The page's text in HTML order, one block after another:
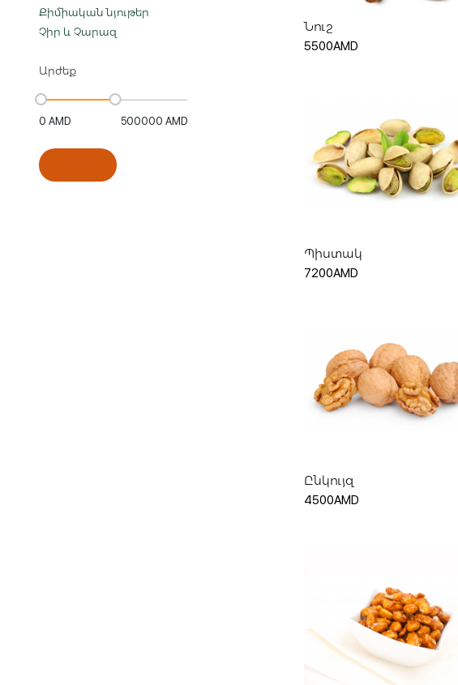
Քիմիական նյութեր
Չիր և Չարազ
Արժեք
0 AMD 500000 AMD
Նուշ
5500AMD
Պիստակ
7200AMD
Ընկույզ
4500AMD